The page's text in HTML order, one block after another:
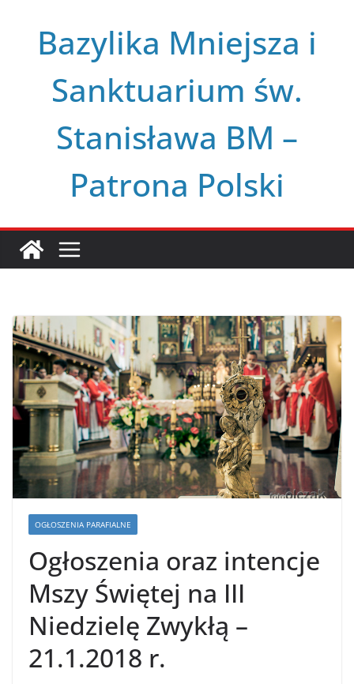
Bazylika Mniejsza i
Sanktuarium św.
Stanisława BM –
Patrona Polski
OGŁOSZENIA PARAFIALNE
Ogłoszenia oraz intencje
Mszy Świętej na III
Niedzielę Zwykłą –
21.1.2018 r.